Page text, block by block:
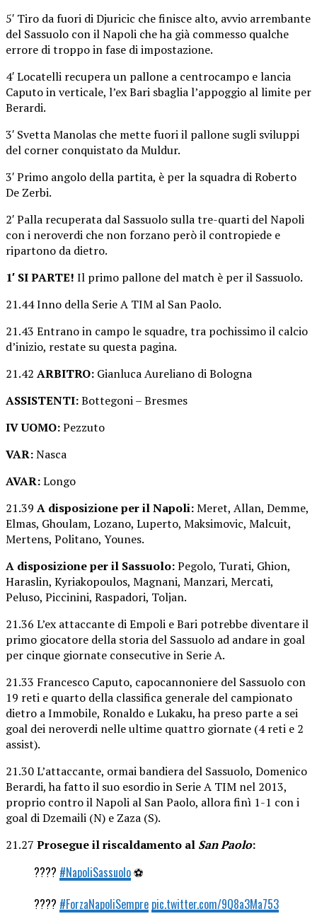
5′ Tiro da fuori di Djuricic che finisce alto, avvio arrembante
del Sassuolo con il Napoli che ha già commesso qualche
errore di troppo in fase di impostazione.
4′ Locatelli recupera un pallone a centrocampo e lancia
Caputo in verticale, l’ex Bari sbaglia l’appoggio al limite per
Berardi.
3′ Svetta Manolas che mette fuori il pallone sugli sviluppi
del corner conquistato da Muldur.
3′ Primo angolo della partita, è per la squadra di Roberto
De Zerbi.
2′ Palla recuperata dal Sassuolo sulla tre-quarti del Napoli
con i neroverdi che non forzano però il contropiede e
ripartono da dietro.
1′ SI PARTE! Il primo pallone del match è per il Sassuolo.
21.44 Inno della Serie A TIM al San Paolo.
21.43 Entrano in campo le squadre, tra pochissimo il calcio
d’inizio, restate su questa pagina.
21.42 ARBITRO: Gianluca Aureliano di Bologna
ASSISTENTI:Bottegoni – Bresmes
IV UOMO:Pezzuto
VAR:Nasca
AVAR:Longo
21.39 A disposizione per il Napoli:Meret, Allan, Demme,
Elmas, Ghoulam, Lozano, Luperto, Maksimovic, Malcuit,
Mertens, Politano, Younes.
A disposizione per il Sassuolo:Pegolo, Turati, Ghion,
Haraslin, Kyriakopoulos, Magnani, Manzari, Mercati,
Peluso, Piccinini, Raspadori, Toljan.
21.36 L’ex attaccante di Empoli e Bari potrebbe diventare il
primo giocatore della storia del Sassuolo ad andare in goal
per cinque giornate consecutive in Serie A.
21.33 Francesco Caputo, capocannoniere del Sassuolo con
19 reti e quarto della classifica generale del campionato
dietro a Immobile, Ronaldo e Lukaku, ha preso parte a sei
goal dei neroverdi nelle ultime quattro giornate (4 reti e 2
assist).
21.30 L’attaccante, ormai bandiera del Sassuolo, Domenico
Berardi, ha fatto il suo esordio in Serie A TIM nel 2013,
proprio contro il Napoli al San Paolo, allora finì 1-1 con i
goal di Dzemaili (N) e Zaza (S).
21.27 Prosegue il riscaldamento al San Paolo:
???? #NapoliSassuolo⚽️
???? #ForzaNapoliSempre pic.twitter.com/9Q8a3Ma753